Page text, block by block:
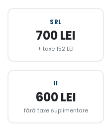
SRL
700 LEI
+ taxe 152 LEI
II
600 LEI
fără taxe suplimentare